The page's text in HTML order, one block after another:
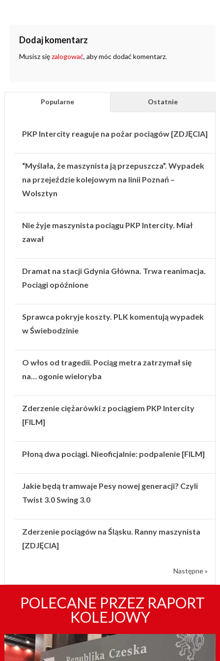
Dodaj komentarz
Musisz sięzalogować, aby móc dodać komentarz.
Popularne Ostatnie
PKP Intercity reaguje na pożar pociągów [ZDJĘCIA]
“Myślała, że maszynista ją przepuszcza”. Wypadek
na przejeździe kolejowym na linii Poznań –
Wolsztyn
Nie żyje maszynista pociągu PKP Intercity. Miał
zawał
Dramat na stacji Gdynia Główna. Trwa reanimacja.
Pociągi opóźnione
Sprawca pokryje koszty. PLK komentują wypadek
w Świebodzinie
O włos od tragedii. Pociąg metra zatrzymał się
na… ogonie wieloryba
Zderzenie ciężarówki z pociągiem PKP Intercity
[FILM]
Płoną dwa pociągi. Nieoficjalnie: podpalenie [FILM]
Jakie będą tramwaje Pesy nowej generacji? Czyli
Twist 3.0 Swing 3.0
Zderzenie pociągów na Śląsku. Ranny maszynista
[ZDJĘCIA]
Następne »
POLECANE PRZEZ RAPORT
KOLEJOWY